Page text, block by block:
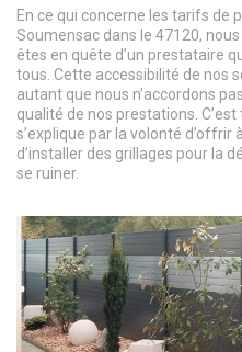
En ce qui concerne les tarifs de
Soumensac dans le 47120,
êtes en quête d’un prestataire
tous. Cette accessibilité de nos
autant que nous n’accordons
qualité de nos prestations.
s’explique par la volonté d’offrir
d’installer des grillages pour la
se ruiner.